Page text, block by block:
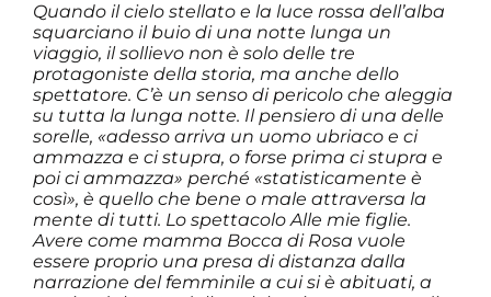
Quando il cielo stellato e la luce rossa dell’alba
squarciano il buio di una notte lunga un
viaggio, il sollievo non è solo delle tre
protagoniste della storia, ma anche dello
spettatore. C’è un senso di pericolo che aleggia
su tutta la lunga notte. Il pensiero di una delle
sorelle, «adesso arriva un uomo ubriaco e ci
ammazza e ci stupra, o forse prima ci stupra e
poi ci ammazza» perché «statisticamente è
così», è quello che bene o male attraversa la
mente di tutti. Lo spettacolo Alle mie figlie.
Avere come mamma Bocca di Rosa vuole
essere proprio una presa di distanza dalla
narrazione del femminile a cui si è abituati, a